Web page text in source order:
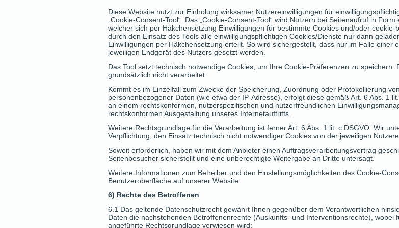
Diese Website nutzt zur Einholung wirksamer Nutzereinwilligungen für
„Cookie-Consent-Tool“. Das „Cookie-Consent-Tool“ wird Nutzern bei Seitenaufruf in
welcher sich per Häkchensetzung Einwilligungen für bestimmte Cookies und/oder
durch den Einsatz des Tools alle einwilligungspflichtigen Cookies/Dienste nur dann
Einwilligungen per Häkchensetzung erteilt. So wird sichergestellt, dass nur im Falle einer
jeweiligen Endgerät des Nutzers gesetzt werden.
Das Tool setzt technisch notwendige Cookies, um Ihre Cookie-Präferenzen zu
grundsätzlich nicht verarbeitet.
Kommt es im Einzelfall zum Zwecke der Speicherung, Zuordnung oder Protokollierung
personenbezogener Daten (wie etwa der IP-Adresse), erfolgt diese gemäß Art. 6 Abs. 1
an einem rechtskonformen, nutzerspezifischen und nutzerfreundlichen
rechtskonformen Ausgestaltung unseres Internetauftritts.
Weitere Rechtsgrundlage für die Verarbeitung ist ferner Art. 6 Abs. 1 lit. c DSGVO. Wir
Verpflichtung, den Einsatz technisch nicht notwendiger Cookies von der jeweiligen
Soweit erforderlich, haben wir mit dem Anbieter einen Auftragsverarbeitungsvertrag
Seitenbesucher sicherstellt und eine unberechtigte Weitergabe an Dritte untersagt.
Weitere Informationen zum Betreiber und den Einstellungsmöglichkeiten des Cookie-
Benutzeroberfläche auf unserer Website.
6) Rechte des Betroffenen
6.1 Das geltende Datenschutzrecht gewährt Ihnen gegenüber dem Verantwortlichen
Daten die nachstehenden Betroffenenrechte (Auskunfts- und Interventionsrechte), wobei
angeführte Rechtsgrundlage verwiesen wird: